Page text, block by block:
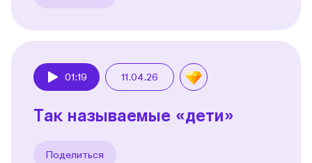
01:19 11.04.26
Так называемые «дети»
Поделиться